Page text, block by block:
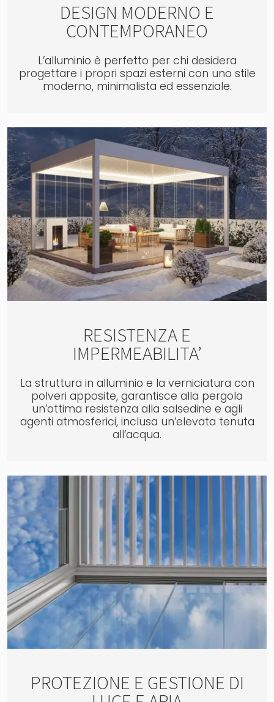
DESIGN MODERNO E
CONTEMPORANEO
L’alluminio è perfetto per chi desidera
progettare i propri spazi esterni con uno stile
moderno, minimalista ed essenziale.
RESISTENZA E
IMPERMEABILITA’
La struttura in alluminio e la verniciatura con
polveri apposite, garantisce alla pergola
un’ottima resistenza alla salsedine e agli
agenti atmosferici, inclusa un’elevata tenuta
all’acqua.
PROTEZIONE E GESTIONE DI